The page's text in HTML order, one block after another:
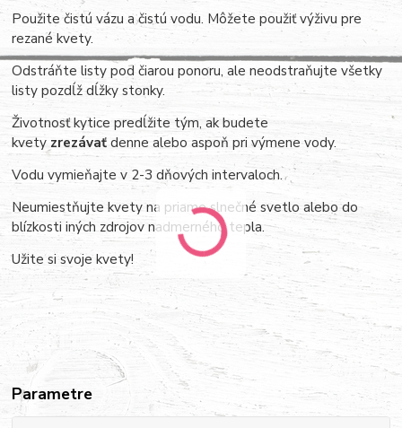
Použite čistú vázu a čistú vodu. Môžete použiť výživu pre
rezané kvety.
Odstráňte listy pod čiarou ponoru, ale neodstraňujte všetky
listy pozdĺž dĺžky stonky.
Životnosť kytice predĺžite tým, ak budete
kvety zrezávaťdenne alebo aspoň pri výmene vody.
Vodu vymieňajte v 2-3 dňových intervaloch.
Neumiestňujte kvety na priame slnečné svetlo alebo do
blízkosti iných zdrojov nadmerného tepla.
Užite si svoje kvety!
Parametre